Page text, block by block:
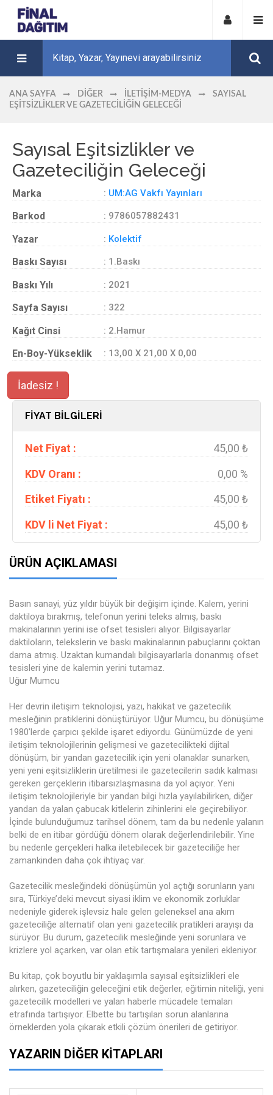
ANA SAYFA DIĞER İLETIŞIM-MEDYA
SAYISAL
EŞITSIZLIKLER VE GAZETECILIĞIN GELECEĞI
Sayısal Eşitsizlikler ve
Gazeteciliğin Geleceği
Marka : UM:AG Vakfı Yayınları
Barkod : 9786057882431
Yazar : Kolektif
Baskı Sayısı : 1.Baskı
Baskı Yılı : 2021
Sayfa Sayısı : 322
Kağıt Cinsi : 2.Hamur
En-Boy-Yükseklik : 13,00 X 21,00 X 0,00
İadesiz !
FİYAT BİLGİLERİ
Net Fiyat :
45,00 ₺
KDV Oranı :
0,00 %
Etiket Fiyatı :
45,00 ₺
KDV li Net Fiyat :
45,00 ₺
ÜRÜN AÇIKLAMASI
Basın sanayi, yüz yıldır büyük bir değişim içinde. Kalem, yerini
daktiloya bırakmış, telefonun yerini teleks almış, baskı
makinalarının yerini ise ofset tesisleri alıyor. Bilgisayarlar
daktiloların, telekslerin ve baskı makinalarının pabuçlarını çoktan
dama atmış. Uzaktan kumandalı bilgisayarlarla donanmış ofset
tesisleri yine de kalemin yerini tutamaz.
Uğur Mumcu
Her devrin iletişim teknolojisi, yazı, hakikat ve gazetecilik
mesleğinin pratiklerini dönüştürüyor. Uğur Mumcu, bu dönüşüme
1980’lerde çarpıcı şekilde işaret ediyordu. Günümüzde de yeni
iletişim teknolojilerinin gelişmesi ve gazetecilikteki dijital
dönüşüm, bir yandan gazetecilik için yeni olanaklar sunarken,
yeni yeni eşitsizliklerin üretilmesi ile gazetecilerin sadık kalması
gereken gerçeklerin itibarsızlaşmasına da yol açıyor. Yeni
iletişim teknolojileriyle bir yandan bilgi hızla yayılabilirken, diğer
yandan da yalan çabucak kitlelerin zihinlerini ele geçirebiliyor.
İçinde bulunduğumuz tarihsel dönem, tam da bu nedenle yalanın
belki de en itibar gördüğü dönem olarak değerlendirilebilir. Yine
bu nedenle gerçekleri halka iletebilecek bir gazeteciliğe her
zamankinden daha çok ihtiyaç var.
Gazetecilik mesleğindeki dönüşümün yol açtığı sorunların yanı
sıra, Türkiye’deki mevcut siyasi iklim ve ekonomik zorluklar
nedeniyle giderek işlevsiz hale gelen geleneksel ana akım
gazeteciliğe alternatif olan yeni gazetecilik pratikleri arayışı da
sürüyor. Bu durum, gazetecilik mesleğinde yeni sorunlara ve
krizlere yol açarken, var olan etik tartışmalara yenileri ekleniyor.
Bu kitap, çok boyutlu bir yaklaşımla sayısal eşitsizlikleri ele
alırken, gazeteciliğin geleceğini etik değerler, eğitimin niteliği, yeni
gazetecilik modelleri ve yalan haberle mücadele temaları
etrafında tartışıyor. Elbette bu tartışılan sorun alanlarına
örneklerden yola çıkarak etkili çözüm önerileri de getiriyor.
YAZARIN DIĞER KITAPLARI